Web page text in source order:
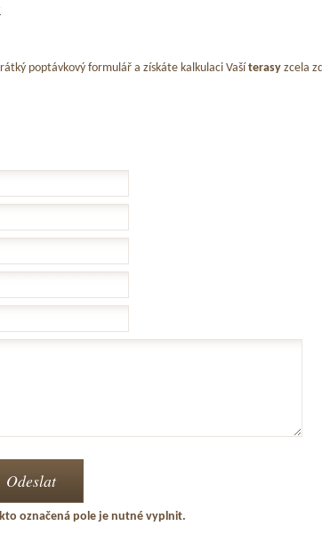
poptávkový formulář a získáte kalkulaci Vaší terasy zcela
označená pole je nutné vyplnit.